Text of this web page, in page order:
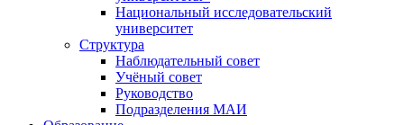
Национальный исследовательский
университет
Структура
Наблюдательный совет
Учёный совет
Руководство
Подразделения МАИ